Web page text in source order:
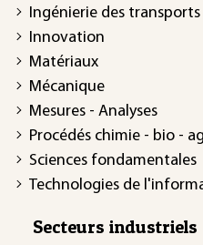
Ingénierie des transports
Innovation
Matériaux
Mécanique
Mesures - Analyses
Procédés chimie - bio -
Sciences fondamentales
Technologies de
Secteurs industriels